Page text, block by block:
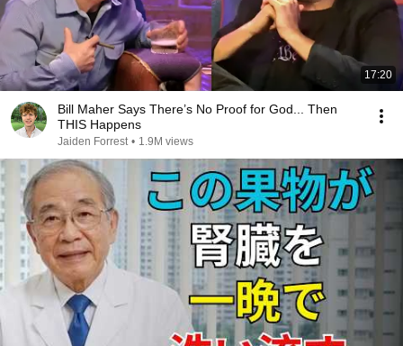
17:20
Bill Maher Says There’s No Proof for God... Then
THIS Happens
Jaiden Forrest • 1.9M views